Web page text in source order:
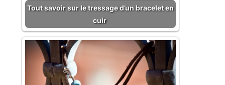
Tout savoir sur le tressage d’un bracelet en
cuir